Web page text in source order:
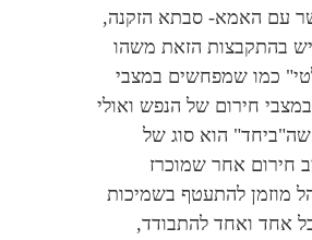
עם האמא- סבתא הזקנה,
בהתקבצות הזאת משהו
כמו שמפחשים במצבי
חירום של הנפש ואולי
הוא סוג של
חירום אחר שמוכרז
מוזמן להתעטף בשמיכות
אחד ואחד להתבודד,